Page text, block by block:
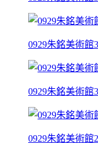
0929朱銘美術館
0929朱銘美術館
0929朱銘美術館